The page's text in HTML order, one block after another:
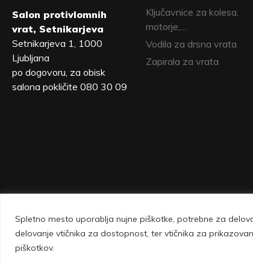
Spletno mesto uporablja nujne piškotke, potrebne za
delovanje vtičnika za dostopnost, ter vtičnika za
piškotkov.
Salon protivlomnih
vrat, Setnikarjeva
Setnikarjeva 1, 1000
Ljubljana
po dogovoru, za obisk
salona pokličite 080 30 09
Ključavnice za kolesa,
motorje,…
Vodila za drsna vrata
Zapirala za vrata
Vovko d.o.o., Setnikarjeva 1, 1000